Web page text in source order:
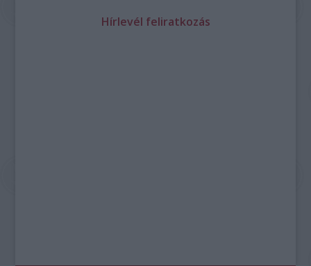
Hírlevél feliratkozás